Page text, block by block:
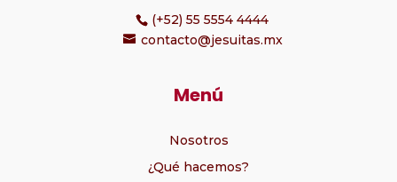
(+52) 55 5554 4444
contacto@jesuitas.mx
Menú
Nosotros
¿Qué hacemos?